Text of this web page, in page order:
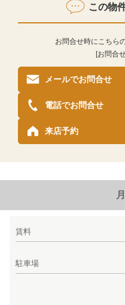
この物
お問合せ時にこちら
[お問合
メールでお問合せ
来店予約
電話でお問合せ
賃料
駐車場